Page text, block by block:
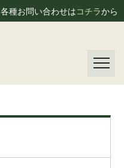
各種お問い合わせはコチラから